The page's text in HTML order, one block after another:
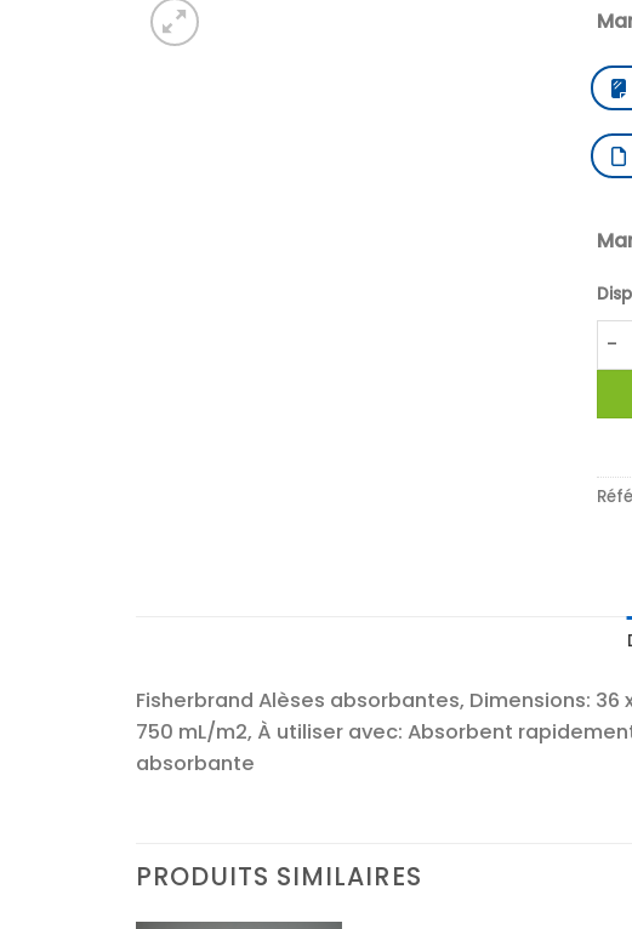
Fisherbrand Alèses absorbantes, Dimensions: 36
750 mL/m2, À utiliser avec: Absorbent
absorbante
PRODUITS SIMILAIRES